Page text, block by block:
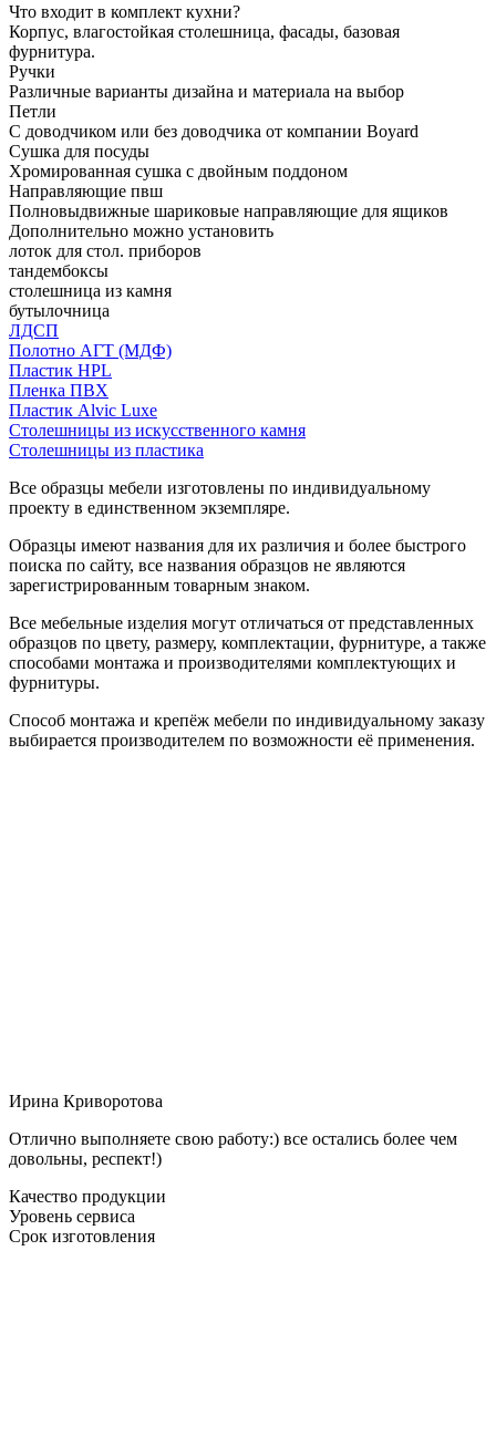
Что входит в комплект кухни?
Корпус, влагостойкая столешница, фасады, базовая
фурнитура.
Ручки
Различные варианты дизайна и материала на выбор
Петли
С доводчиком или без доводчика от компании Boyard
Сушка для посуды
Хромированная сушка с двойным поддоном
Направляющие пвш
Полновыдвижные шариковые направляющие для ящиков
Дополнительно можно установить
лоток для стол. приборов
тандембоксы
столешница из камня
бутылочница
ЛДСП
Полотно АГТ (МДФ)
Пластик HPL
Пленка ПВХ
Пластик Alvic Luxe
Столешницы из искусственного камня
Столешницы из пластика
Все образцы мебели изготовлены по индивидуальному
проекту в единственном экземпляре.
Образцы имеют названия для их различия и более быстрого
поиска по сайту, все названия образцов не являются
зарегистрированным товарным знаком.
Все мебельные изделия могут отличаться от представленных
образцов по цвету, размеру, комплектации, фурнитуре, а также
способами монтажа и производителями комплектующих и
фурнитуры.
Способ монтажа и крепёж мебели по индивидуальному заказу
выбирается производителем по возможности её применения.
Ирина Криворотова
Отлично выполняете свою работу:) все остались более чем
довольны, респект!)
Качество продукции
Уровень сервиса
Срок изготовления